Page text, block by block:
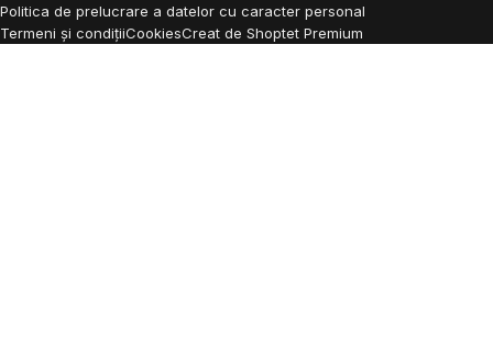
Politica de prelucrare a datelor cu caracter personal
Termeni și condițiiCookiesCreat de Shoptet Premium